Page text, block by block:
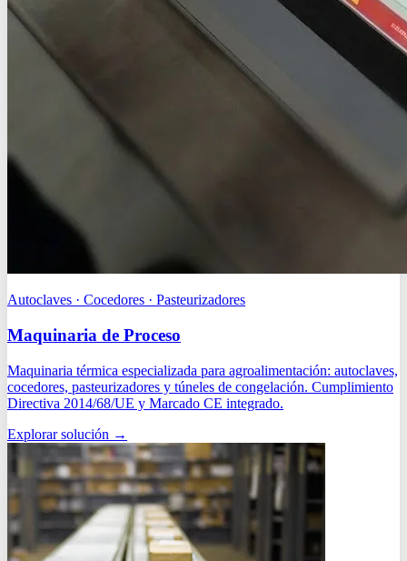
Autoclaves · Cocedores · Pasteurizadores
Maquinaria de Proceso
Maquinaria térmica especializada para agroalimentación: autoclaves,
cocedores, pasteurizadores y túneles de congelación. Cumplimiento
Directiva 2014/68/UE y Marcado CE integrado.
Explorar solución →